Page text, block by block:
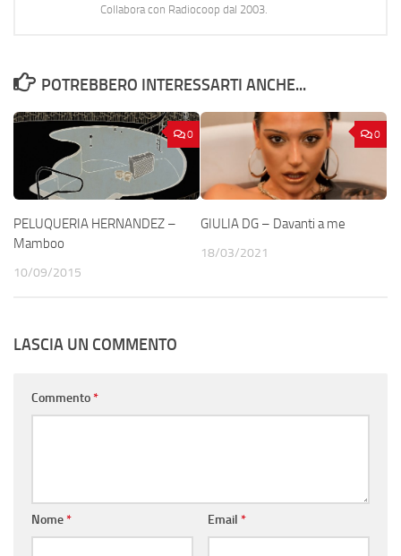
Collabora con Radiocoop dal 2003.
POTREBBERO INTERESSARTI ANCHE...
0
PELUQUERIA HERNANDEZ –
Mamboo
10/09/2015
0
GIULIA DG – Davanti a me
18/03/2021
LASCIA UN COMMENTO
Commento*
Nome* Email *